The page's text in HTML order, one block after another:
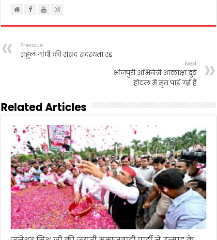
Previous
राहुल गांधी की संसद सदस्यता रद्द
Next
भोजपुरी अभिनेत्री आकांक्षा दुबे
होटल में मृत पाई गई हैं
Related Articles